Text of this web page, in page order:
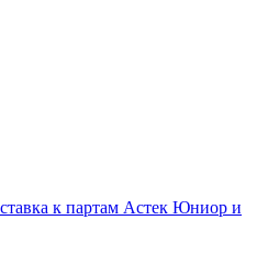
к партам Астек Юниор и